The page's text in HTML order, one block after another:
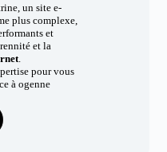
un site e-
plus complexe,
et
et la
.
pour vous
à ogenne